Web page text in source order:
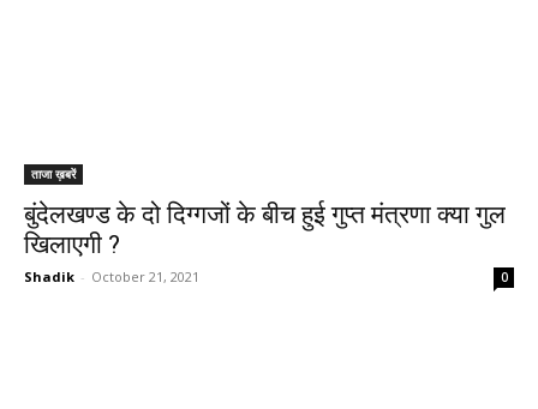
ताजा ख़बरें
बुंदेलखण्ड के दो दिग्गजों के बीच हुई गुप्त मंत्रणा क्या गुल
खिलाएगी ?
Shadik - October 21, 2021 0